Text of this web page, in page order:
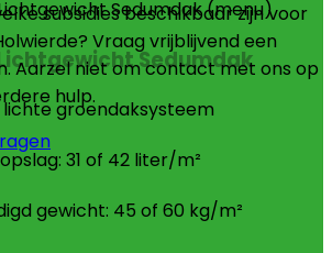
Sedumdak
groendaksysteem
31 of 42 liter/m²
gewicht: 45 of 60 kg/m²
subsidies beschikbaar zijn voor
Vraag vrijblijvend een
Aarzel niet om contact met ons op
hulp.